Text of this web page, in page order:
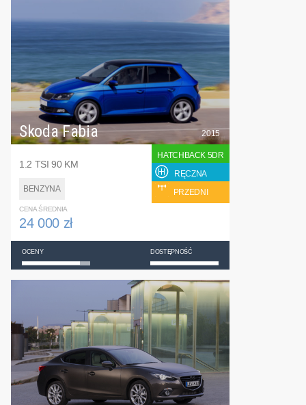
Skoda Fabia
1.2 TSI 90 KM
BENZYNA
2015
HATCHBACK 5DR
RĘCZNA
PRZEDNI
CENA ŚREDNIA
24 000 zł
OCENY DOSTĘPNOŚĆ